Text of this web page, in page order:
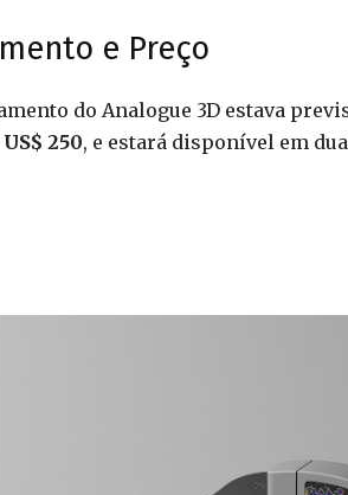
e Preço
do Analogue 3D estava
US$ 250, e estará disponível em